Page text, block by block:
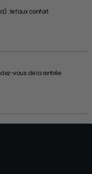
: le faux confort
vous de la rentrée